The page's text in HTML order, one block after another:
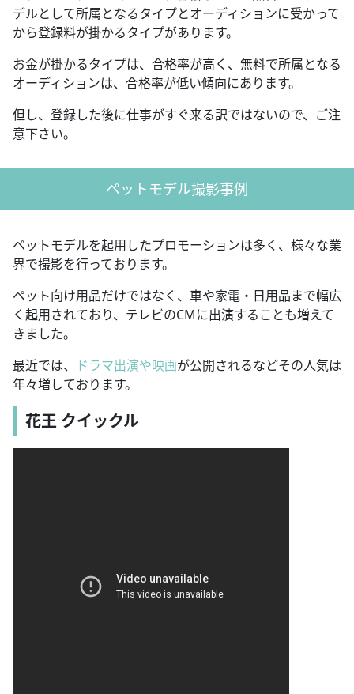
デルとして所属となるタイプとオーディションに受かって
から登録料が掛かるタイプがあります。
お金が掛かるタイプは、合格率が高く、無料で所属となる
オーディションは、合格率が低い傾向にあります。
但し、登録した後に仕事がすぐ来る訳ではないので、ご注
意下さい。
ペットモデル撮影事例
ペットモデルを起用したプロモーションは多く、様々な業
界で撮影を行っております。
ペット向け用品だけではなく、車や家電・日用品まで幅広
く起用されており、テレビのCMに出演することも増えて
きました。
最近では、
ドラマ出演や映画が公開されるなどその人気は
年々増しております。
花王 クイックル